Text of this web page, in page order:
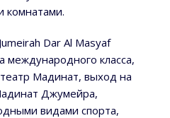
комнатами.
Dar Al Masyaf
международного класса,
Мадинат, выход на
Джумейра,
видами спорта,